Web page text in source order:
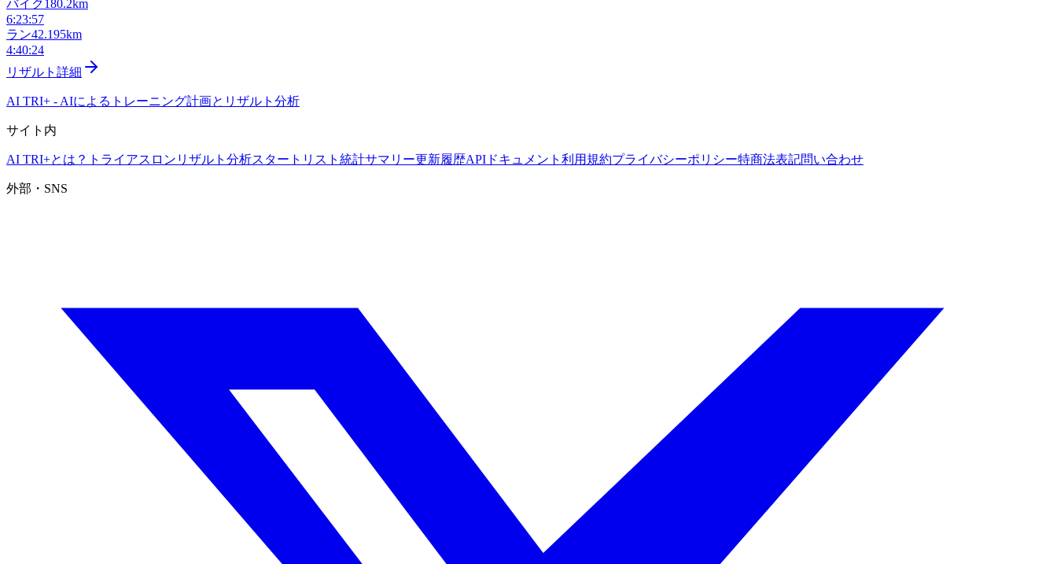
バイク180.2km
6:23:57
ラン42.195km
4:40:24
リザルト詳細
AI TRI+ - AIによるトレーニング計画とリザルト分析
サイト内
AI TRI+とは？ トライアスロンリザルト分析スタートリスト 統計サマリー更新履歴APIドキュメント 利用規約プライバシーポリシー特商法表記問い合わせ
外部・SNS